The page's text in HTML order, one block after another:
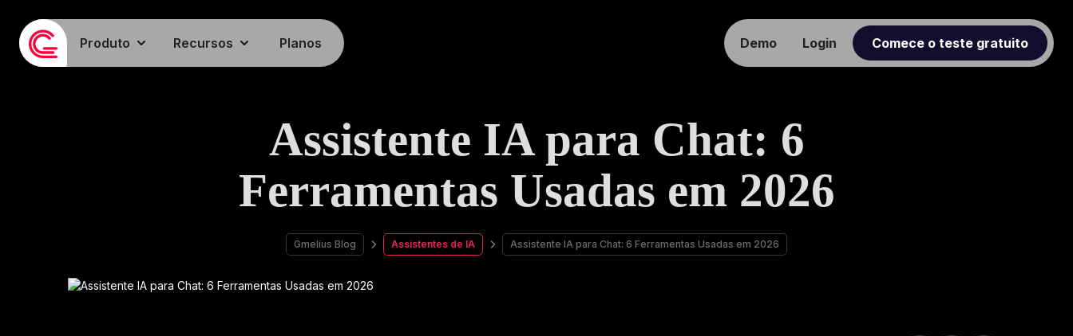
Produto Recursos Planos Demo Login Comece o teste gratuito
Assistente IA para Chat: 6
Ferramentas Usadas em 2026
Gmelius Blog Assistentes de IA Assistente IA para Chat: 6 Ferramentas Usadas em 2026